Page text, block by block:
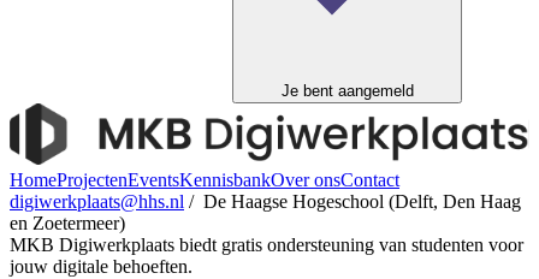
Je bent aangemeld
HomeProjectenEventsKennisbankOver onsContact
digiwerkplaats@hhs.nl / De Haagse Hogeschool (Delft, Den Haag
en Zoetermeer)
MKB Digiwerkplaats biedt gratis ondersteuning van studenten voor
jouw digitale behoeften.